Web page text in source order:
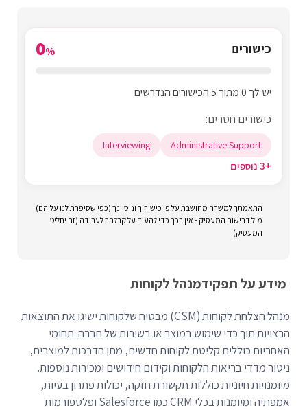
כישורים 0%
יש לך 0 מתוך 5 הכישורים הנדרשים
כישורים חסרים:
Administrative Support
Interviewing
+3 נוספים
התאמתך למשרה מחושבת על פי כישוריך וניסיונך (כפי שסיפרת לנו עליהם)
מול דרישות המעסיק - אין בכך כדי להעיד על קבלתך לעבודה (זה יחליט
המעסיק)
מידע על תפקידמנהל לקוחות
מנהל הצלחת לקוחות (CSM) מבטיח שלקוחות ישיגו את התוצאות
הרצויות תוך כדי שימוש במוצר או בשירות של חברה. תחומי
האחריות כוללים קליטת לקוחות חדשים, מתן הדרכות למוצרים,
ניטור מדדי בריאות הלקוחות וקידום חידושים ומכירות נוספות.
מיומנויות חיוניות כוללות תקשורת חזקה, יכולות פתרון בעיות,
אמפתיה ומיומנות בכלי CRM כמו Salesforce ופלטפורמות